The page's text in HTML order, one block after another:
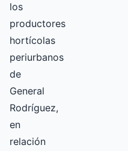
los
productores
hortícolas
periurbanos
de
General
Rodríguez,
en
relación